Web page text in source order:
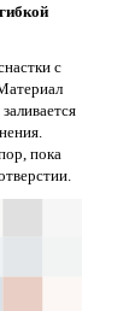
с
пока